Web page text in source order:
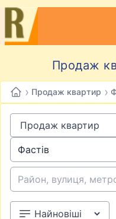
Продаж
› Продаж квартир ›